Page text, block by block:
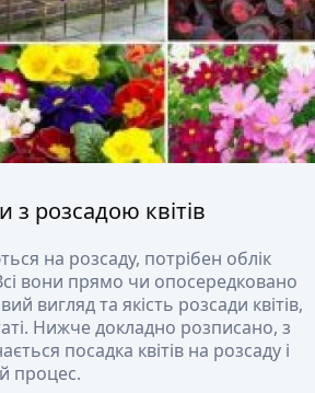
розсадою квітів
на розсаду, потрібен облік
вони прямо чи опосередковано
вигляд та якість розсади квітів,
Нижче докладно розписано, з
посадка квітів на розсаду і
процес.